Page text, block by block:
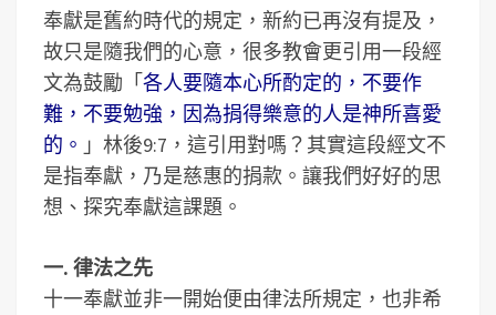
奉獻是舊約時代的規定，新約已再沒有提及，
故只是隨我們的心意，很多教會更引用一段經
文為鼓勵「各人要隨本心所酌定的，不要作
難，不要勉強，因為捐得樂意的人是神所喜愛
的。 」林後9:7，這引用對嗎？其實這段經文不
是指奉獻，乃是慈惠的捐款。讓我們好好的思
想、探究奉獻這課題。
一. 律法之先
十一奉獻並非一開始便由律法所規定，也非希